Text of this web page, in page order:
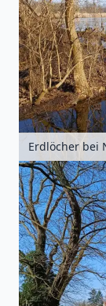
Erdlöcher bei